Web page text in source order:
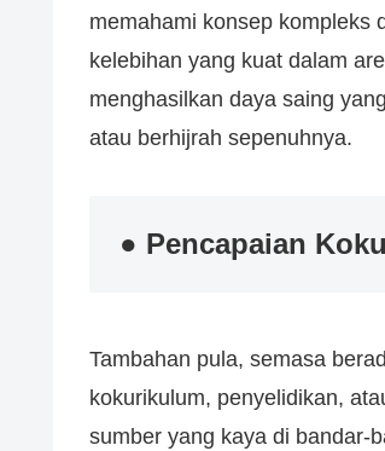
memahami konsep kompleks
kelebihan yang kuat dalam
menghasilkan daya saing
atau berhijrah sepenuhnya.
● Pencapaian
Tambahan pula, semasa
kokurikulum, penyelidikan,
sumber yang kaya di bandar-